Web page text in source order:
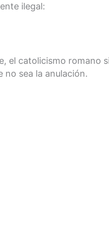
ilegal:
el catolicismo romano
sea la anulación.